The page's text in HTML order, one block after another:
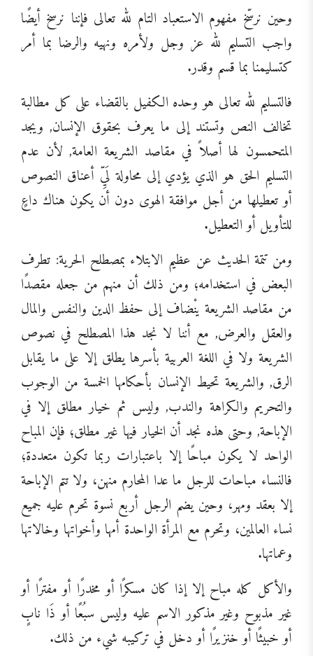
وحين نرسّخ مفهوم الاستعباد التام لله تعالى فإننا نرسخ أيضًا
واجب التسليم لله عز وجل ولأمره ونهيه والرضا بما أمر
كتسليمنا بما قسم وقدر.
فالتسليم لله تعالى هو وحده الكفيل بالقضاء على كل مطالبة
تخالف النص وتستند إلى ما يعرف بحقوق الإنسان, ويجد
المتحمسون لها أصلاً في مقاصد الشريعة العامة, لأن عدم
التسليم الحق هو الذي يؤدي إلى محاولة لَيِّ أعناق النصوص
أو تعطيلها من أجل موافقة الهوى دون أن يكون هناك داعٍ
للتأويل أو التعطيل.
ومن تتمة الحديث عن عظيم الابتلاء بمصطلح الحرية: تطرف
البعض في استخدامه؛ ومن ذلك أن منهم من جعله مقصدًا
من مقاصد الشريعة ينْضاف إلى حفظ الدين والنفس والمال
والعقل والعرض, مع أننا لا نجد هذا المصطلح في نصوص
الشريعة ولا في اللغة العربية بأسرها يطلق إلا على ما يقابل
الرق, والشريعة تحيط الإنسان بأحكامها الخمسة من الوجوب
والتحريم والكراهة والندب, وليس ثم خيار مطلق إلا في
الإباحة, وحتى هذه نجد أن الخيار فيها غير مطلق؛ فإن المباح
الواحد لا يكون مباحًا إلا باعتبارات ربما تكون متعددة؛
فالنساء مباحات للرجل ما عدا المحارم منهن، ولا تتم الإباحة
إلا بعقد ومهر، وحين يضم الرجل أربع نسوة تحرم عليه جميع
نساء العالمين، وتحرم مع المرأة الواحدة أمها وأخواتها وخالاتها
وعماتها.
والأكل كله مباح إلا إذا كان مسكرًا أو مخدرًا أو مفترًا أو
غير مذبوح وغير مذكور الاسم عليه وليس سبُعًا أو ذَا نابٍ
أو خبيثًا أو خنزيرًا أو دخل في تركيبه شيء من ذلك.